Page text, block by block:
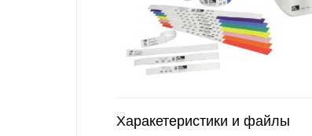
Харакетеристики и файлы